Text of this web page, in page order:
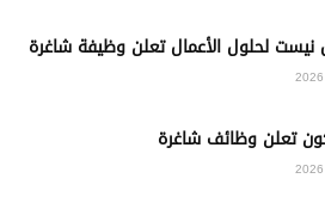
نيست لحلول الأعمال تعلن وظيفة شاغرة
تعلن وظائف شاغرة